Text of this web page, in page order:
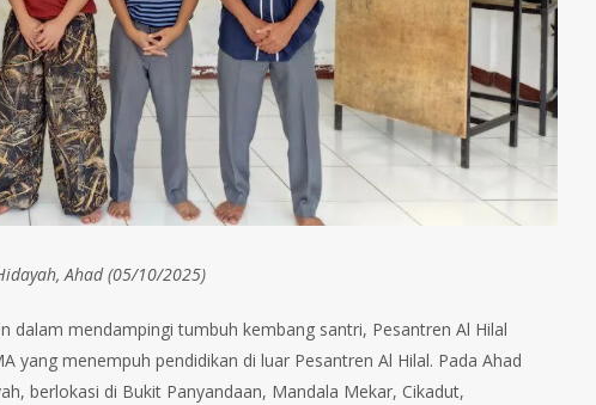
Ahad (05/10/2025)
dalam mendampingi tumbuh kembang santri, Pesantren Al Hilal
yang menempuh pendidikan di luar Pesantren Al Hilal. Pada Ahad
berlokasi di Bukit Panyandaan, Mandala Mekar, Cikadut,